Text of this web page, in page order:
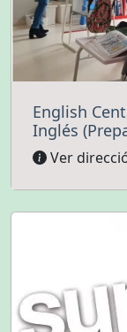
English
Inglés
Ver